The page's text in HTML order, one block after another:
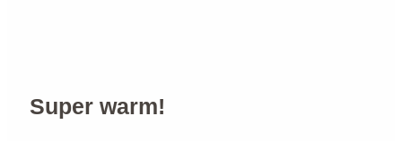
Super warm!